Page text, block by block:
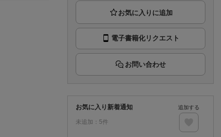
電子書籍化リクエスト
お問い合わせ
お気に入り新着通知
未追加： 5件
追加する